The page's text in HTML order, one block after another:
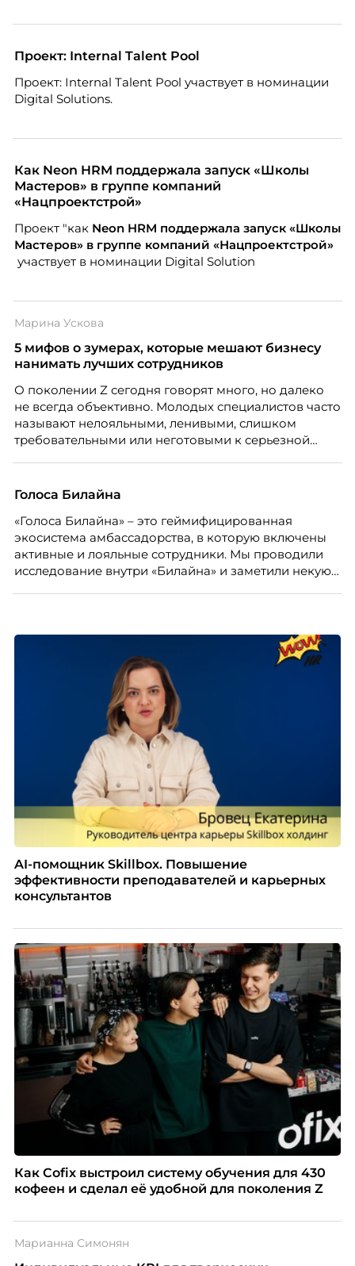
Проект: Internal Talent Pool
Проект: Internal Talent Pool участвует в номинации
Digital Solutions.
Как Neon HRM поддержала запуск «Школы
Мастеров» в группе компаний
«Нацпроектстрой»
Проект "как Neon HRM поддержала запуск «Школы
Мастеров» в группе компаний «Нацпроектстрой»
участвует в номинации Digital Solution
Марина Ускова
5 мифов о зумерах, которые мешают бизнесу
нанимать лучших сотрудников
О поколении Z сегодня говорят много, но далеко
не всегда объективно. Молодых специалистов часто
называют нелояльными, ленивыми, слишком
требовательными или неготовыми к серьезной
кадровых ошибок. В этой статье Марина Ускова,
рекрутинговой компании, разбирает самые
распространенные мифы о зумерах и объясняет,
почему устаревшие представления мешают
бизнесу находить и удерживать сильных
Голоса Билайна
«Голоса Билайна» – это геймифицированная
экосистема амбассадорства, в которую включены
активные и лояльные сотрудники. Мы проводили
исследование внутри «Билайна» и заметили некую
AI-помощник Skillbox. Повышение
эффективности преподавателей и карьерных
консультантов
Как Cofix выстроил систему обучения для 430
кофеен и сделал её удобной для поколения Z
Марианна Симонян